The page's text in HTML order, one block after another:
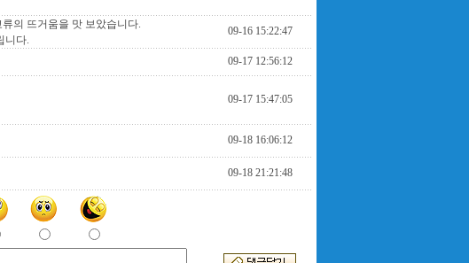
의 뜨거움을 맛 보았습니다.
니다.
09-16 15:22:47
09-17 12:56:12
09-17 15:47:05
09-18 16:06:12
09-18 21:21:48